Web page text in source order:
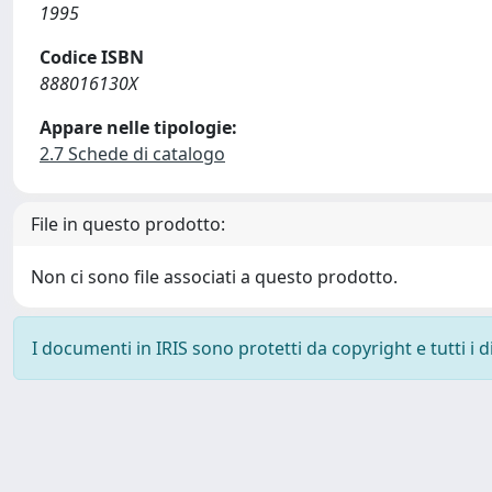
1995
Codice ISBN
888016130X
Appare nelle tipologie:
2.7 Schede di catalogo
File in questo prodotto:
Non ci sono file associati a questo prodotto.
I documenti in IRIS sono protetti da copyright e tutti i